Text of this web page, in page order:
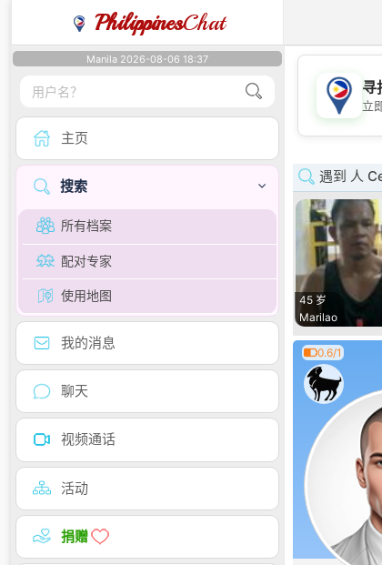
PhilippinesChat
Manila 2026-08-06 18:37
主页
搜索
所有档案
配对专家
使用地图
我的消息
聊天
视频通话
活动
捐赠
寻
立
遇到 人
45 岁
Marilao
0.6/1